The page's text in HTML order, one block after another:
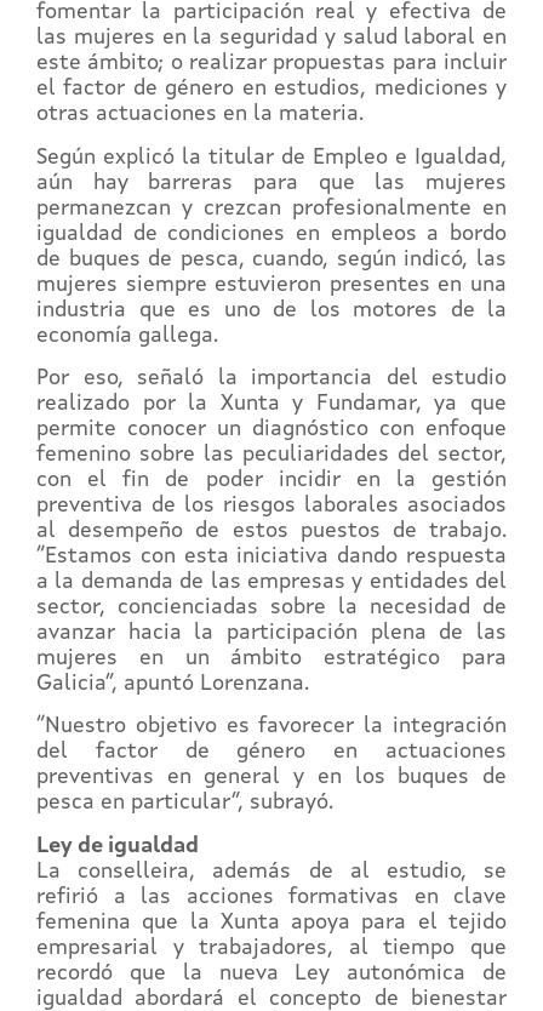
fomentar la participación real y efectiva de
las mujeres en la seguridad y salud laboral en
este ámbito; o realizar propuestas para incluir
el factor de género en estudios, mediciones y
otras actuaciones en la materia.
Según explicó la titular de Empleo e Igualdad,
aún hay barreras para que las mujeres
permanezcan y crezcan profesionalmente en
igualdad de condiciones en empleos a bordo
de buques de pesca, cuando, según indicó, las
mujeres siempre estuvieron presentes en una
industria que es uno de los motores de la
economía gallega.
Por eso, señaló la importancia del estudio
realizado por la Xunta y Fundamar, ya que
permite conocer un diagnóstico con enfoque
femenino sobre las peculiaridades del sector,
con el fin de poder incidir en la gestión
preventiva de los riesgos laborales asociados
al desempeño de estos puestos de trabajo.
“Estamos con esta iniciativa dando respuesta
a la demanda de las empresas y entidades del
sector, concienciadas sobre la necesidad de
avanzar hacia la participación plena de las
mujeres en un ámbito estratégico para
Galicia”, apuntó Lorenzana.
“Nuestro objetivo es favorecer la integración
del factor de género en actuaciones
preventivas en general y en los buques de
pesca en particular”, subrayó.
Ley de igualdad
La conselleira, además de al estudio, se
refirió a las acciones formativas en clave
femenina que la Xunta apoya para el tejido
empresarial y trabajadores, al tiempo que
recordó que la nueva Ley autonómica de
igualdad abordará el concepto de bienestar